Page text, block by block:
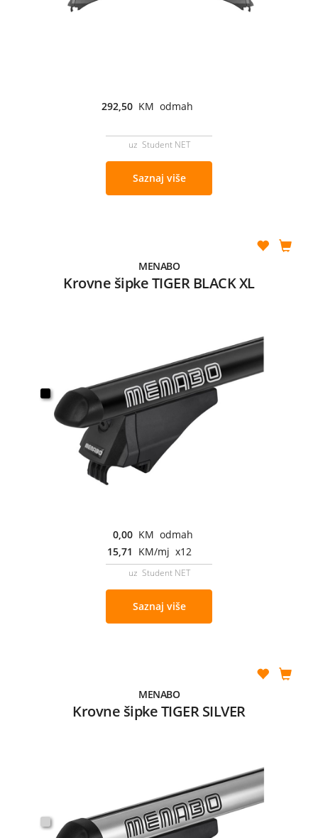
292,50 KM odmah
uz Student NET
Saznaj više
MENABO
Krovne šipke TIGER BLACK XL
0,00 KM odmah
15,71 KM/mj x12
uz Student NET
Saznaj više
MENABO
Krovne šipke TIGER SILVER